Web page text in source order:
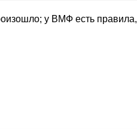
у ВМФ есть правила,